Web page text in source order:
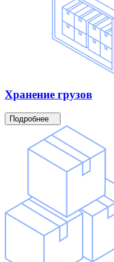
Хранение грузов
Подробнее